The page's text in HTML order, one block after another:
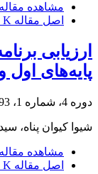
مشاهده مقاله
اصل مقاله K
ارزیابی
پایه‌های اول
دوره 4، شماره 1، 1393، صفحه
شیوا کیوان پناه،
مشاهده مقاله
اصل مقاله K